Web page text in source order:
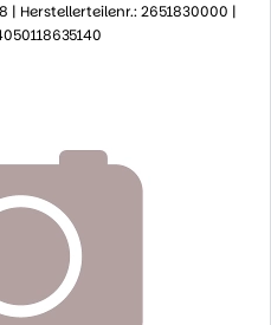
| Herstellerteilenr.: 2651830000 |